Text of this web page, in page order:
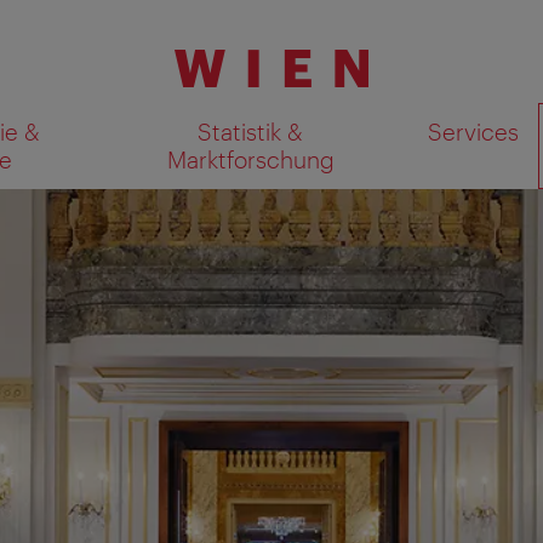
&
Statistik &
Marktforschung
Services
Suchergebnisse auf Karte